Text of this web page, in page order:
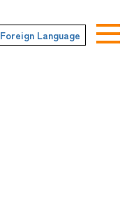
Foreign Language